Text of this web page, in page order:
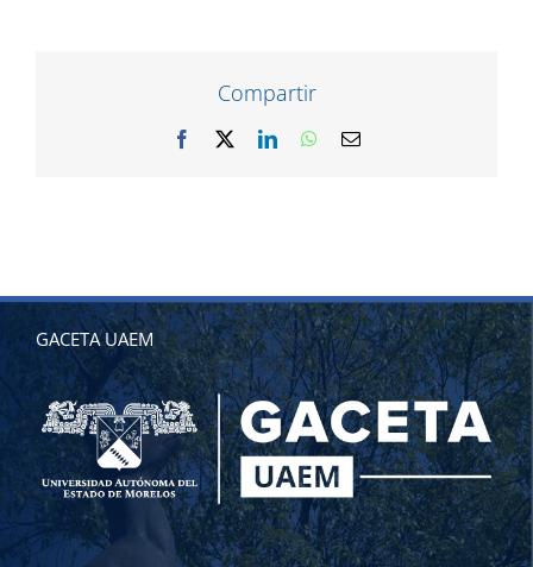
Compartir
Facebook LinkedInWhatsApp
Correo
GACETA UAEM